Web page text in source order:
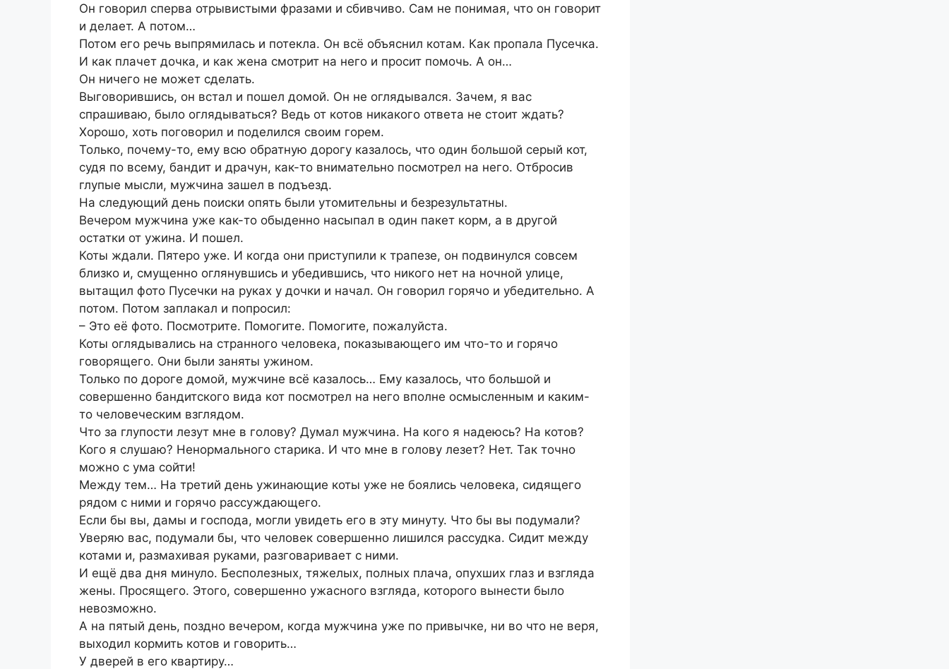
Он говорил сперва отрывистыми фразами и сбивчиво. Сам не понимая, что он говорит
и делает. А потом…
Потом его речь выпрямилась и потекла. Он всё объяснил котам. Как пропала Пусечка.
И как плачет дочка, и как жена смотрит на него и просит помочь. А он…
Он ничего не может сделать.
Выговорившись, он встал и пошел домой. Он не оглядывался. Зачем, я вас
спрашиваю, было оглядываться? Ведь от котов никакого ответа не стоит ждать?
Хорошо, хоть поговорил и поделился своим горем.
Только, почему-то, ему всю обратную дорогу казалось, что один большой серый кот,
судя по всему, бандит и драчун, как-то внимательно посмотрел на него. Отбросив
глупые мысли, мужчина зашел в подъезд.
На следующий день поиски опять были утомительны и безрезультатны.
Вечером мужчина уже как-то обыденно насыпал в один пакет корм, а в другой
остатки от ужина. И пошел.
Коты ждали. Пятеро уже. И когда они приступили к трапезе, он подвинулся совсем
близко и, смущенно оглянувшись и убедившись, что никого нет на ночной улице,
вытащил фото Пусечки на руках у дочки и начал. Он говорил горячо и убедительно. А
потом. Потом заплакал и попросил:
– Это её фото. Посмотрите. Помогите. Помогите, пожалуйста.
Коты оглядывались на странного человека, показывающего им что-то и горячо
говорящего. Они были заняты ужином.
Только по дороге домой, мужчине всё казалось… Ему казалось, что большой и
совершенно бандитского вида кот посмотрел на него вполне осмысленным и каким-
то человеческим взглядом.
Что за глупости лезут мне в голову? Думал мужчина. На кого я надеюсь? На котов?
Кого я слушаю? Ненормального старика. И что мне в голову лезет? Нет. Так точно
можно с ума сойти!
Между тем… На третий день ужинающие коты уже не боялись человека, сидящего
рядом с ними и горячо рассуждающего.
Если бы вы, дамы и господа, могли увидеть его в эту минуту. Что бы вы подумали?
Уверяю вас, подумали бы, что человек совершенно лишился рассудка. Сидит между
котами и, размахивая руками, разговаривает с ними.
И ещё два дня минуло. Бесполезных, тяжелых, полных плача, опухших глаз и взгляда
жены. Просящего. Этого, совершенно ужасного взгляда, которого вынести было
невозможно.
А на пятый день, поздно вечером, когда мужчина уже по привычке, ни во что не веря,
выходил кормить котов и говорить…
У дверей в его квартиру…